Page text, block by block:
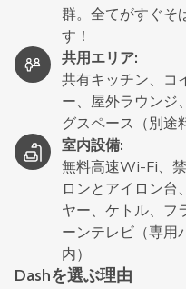
群。全てがすぐそ
す！
共用エリア:
共有キッチン、コ
ー、屋外ラウンジ
グスペース（別途
室内設備:
無料高速Wi-Fi、
ロンとアイロン台
ヤー、ケトル、フ
ーンテレビ（専用
内）
Dashを選ぶ理由